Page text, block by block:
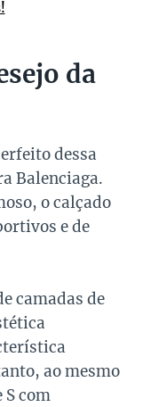
da
dessa
Balenciaga.
o calçado
e de
camadas de
ao mesmo
com